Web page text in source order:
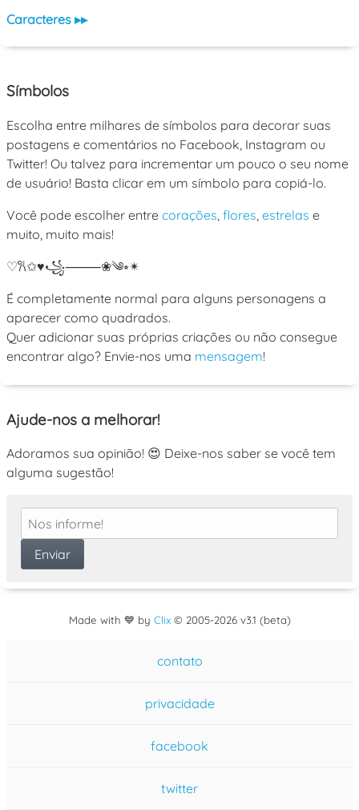
Caracteres ▸▸
Símbolos
Escolha entre milhares de símbolos para decorar suas
postagens e comentários no Facebook, Instagram ou
Twitter! Ou talvez para incrementar um pouco o seu nome
de usuário! Basta clicar em um símbolo para copiá-lo.
Você pode escolher entre corações flores estrelas e
muito, muito mais!
♡𐙚✩♥꧁⸻❀༄⭒✴︎
É completamente normal para alguns personagens a
aparecer como quadrados.
Quer adicionar suas próprias criações ou não consegue
encontrar algo? Envie-nos uma mensagem!
Ajude-nos a melhorar!
Adoramos sua opinião! 😍 Deixe-nos saber se você tem
alguma sugestão!
Made with 💙 by Clix© 2005-2026 v3.1 (beta)
contato
privacidade
facebook
twitter